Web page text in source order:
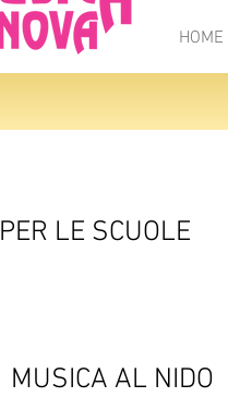
HOME
PER LE SCUOLE
MUSICA AL NIDO